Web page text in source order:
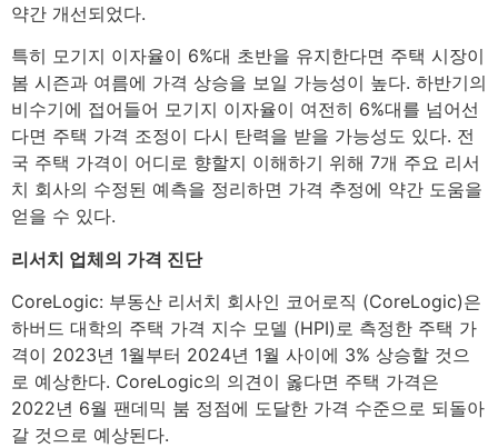
약간 개선되었다.
특히 모기지 이자율이 6%대 초반을 유지한다면 주택 시장이
봄 시즌과 여름에 가격 상승을 보일 가능성이 높다. 하반기의
비수기에 접어들어 모기지 이자율이 여전히 6%대를 넘어선
다면 주택 가격 조정이 다시 탄력을 받을 가능성도 있다. 전
국 주택 가격이 어디로 향할지 이해하기 위해 7개 주요 리서
치 회사의 수정된 예측을 정리하면 가격 추정에 약간 도움을
얻을 수 있다.
리서치 업체의 가격 진단
CoreLogic: 부동산 리서치 회사인 코어로직 (CoreLogic)은
하버드 대학의 주택 가격 지수 모델 (HPI)로 측정한 주택 가
격이 2023년 1월부터 2024년 1월 사이에 3% 상승할 것으
로 예상한다. CoreLogic의 의견이 옳다면 주택 가격은
2022년 6월 팬데믹 붐 정점에 도달한 가격 수준으로 되돌아
갈 것으로 예상된다.